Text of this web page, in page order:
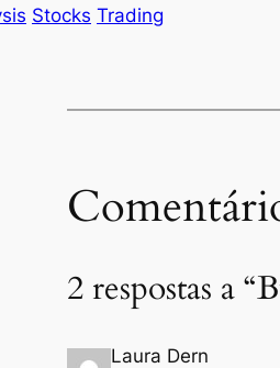
Stocks Trading
2 respostas a
Laura Dern